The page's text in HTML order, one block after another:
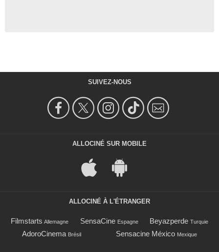
SUIVEZ-NOUS
ALLOCINÉ SUR MOBILE
ALLOCINÉ À L'ÉTRANGER
Filmstarts Allemagne SensaCine Espagne Beyazperde Turquie
AdoroCinema Brésil Sensacine México Mexique